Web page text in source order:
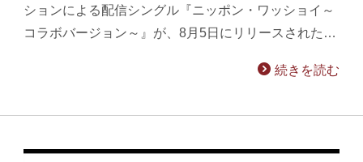
ションによる配信シングル『ニッポン・ワッショイ～
コラボバージョン～』が、8月5日にリリースされた…
続きを読む